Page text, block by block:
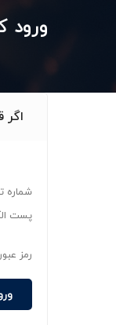
ورود
اگر
شماره
پست
رمز عبور